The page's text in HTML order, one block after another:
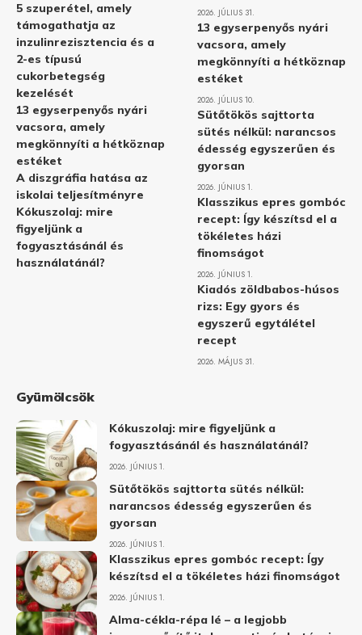
5 szuperétel, amely
támogathatja az
inzulinrezisztencia és a
2-es típusú
cukorbetegség
kezelését
13 egyserpenyős nyári
vacsora, amely
megkönnyíti a hétköznap
estéket
A diszgráfia hatása az
iskolai teljesítményre
Kókuszolaj: mire
figyeljünk a
fogyasztásánál és
használatánál?
2026. JÚLIUS 31.
13 egyserpenyős nyári
vacsora, amely
megkönnyíti a hétköznap
estéket
2026. JÚLIUS 10.
Sütőtökös sajttorta
sütés nélkül: narancsos
édesség egyszerűen és
gyorsan
2026. JÚNIUS 1.
Klasszikus epres gombóc
recept: Így készítsd el a
tökéletes házi
finomságot
2026. JÚNIUS 1.
Kiadós zöldbabos-húsos
rizs: Egy gyors és
egyszerű egytálétel
recept
2026. MÁJUS 31.
Gyümölcsök
Kókuszolaj: mire figyeljünk a
fogyasztásánál és használatánál?
2026. JÚNIUS 1.
Sütőtökös sajttorta sütés nélkül:
narancsos édesség egyszerűen és
gyorsan
2026. JÚNIUS 1.
Klasszikus epres gombóc recept: Így
készítsd el a tökéletes házi finomságot
2026. JÚNIUS 1.
Alma-cékla-répa lé – a legjobb